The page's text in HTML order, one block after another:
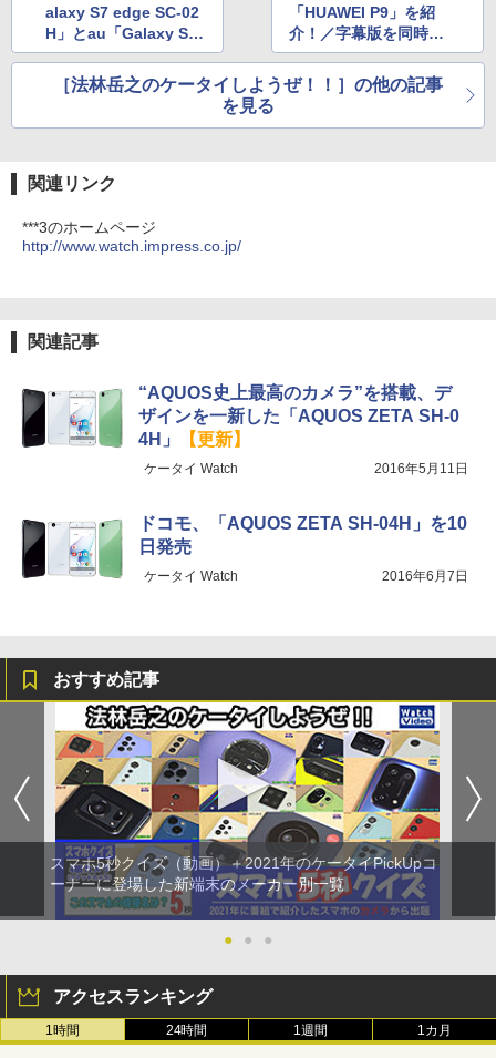
alaxy S7 edge SC-02
H」とau「Galaxy S7
edge SCV33」を紹
介！
「HUAWEI P9」を紹
介！／字幕版を同時公
開
［法林岳之のケータイしようぜ！！］の他の記事
を見る
関連リンク
***3のホームページ
http://www.watch.impress.co.jp/
関連記事
“AQUOS史上最高のカメラ”を搭載、デ
ザインを一新した「AQUOS ZETA SH-0
4H」
【更新】
ケータイ Watch 2016年5月11日
ドコモ、「AQUOS ZETA SH-04H」を10
日発売
ケータイ Watch 2016年6月7日
おすすめ記事
スマホ5秒クイズ（動画）＋2021年のケータイPickUpコ
ーナーに登場した新端末のメーカー別一覧
● ● ●
アクセスランキング
1時間 24時間 1週間 1カ月